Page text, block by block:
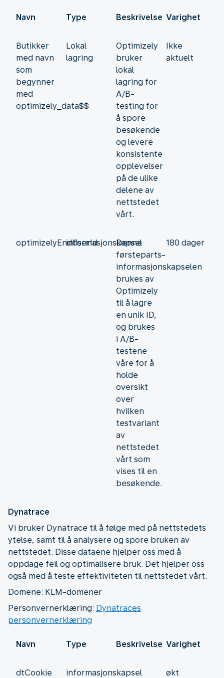
Navn Type Beskrivelse Varighet
Butikker
med navn
som
begynner
med
optimizely_data$$
Lokal
lagring
Optimizely
bruker
lokal
lagring for
A/B-
testing for
å spore
besøkende
og levere
konsistente
opplevelser
på de ulike
delene av
nettstedet
vårt.
Ikke
aktuelt
optimizelyEndUserIdinformasjonskapsel
Denne
førsteparts-
informasjonskapselen
brukes av
Optimizely
til å lagre
en unik ID,
og brukes
i A/B-
testene
våre for å
holde
oversikt
over
hvilken
testvariant
av
nettstedet
vårt som
vises til en
besøkende.
180 dager
Dynatrace
Vi bruker Dynatrace til å følge med på nettstedets
ytelse, samt til å analysere og spore bruken av
nettstedet. Disse dataene hjelper oss med å
oppdage feil og optimalisere bruk. Det hjelper oss
også med å teste effektiviteten til nettstedet vårt.
Domene: KLM-domener
Personvernerklæring: Dynatraces
personvernerklæring
Navn Type Beskrivelse Varighet
dtCookie informasjonskapsel økt